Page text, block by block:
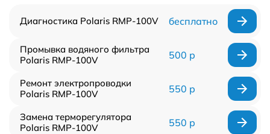
Диагностика Polaris RMP-100V бесплатно
Промывка водяного фильтра
Polaris RMP-100V
500 р
Ремонт электропроводки
Polaris RMP-100V
550 р
Замена терморегулятора
Polaris RMP-100V
550 р